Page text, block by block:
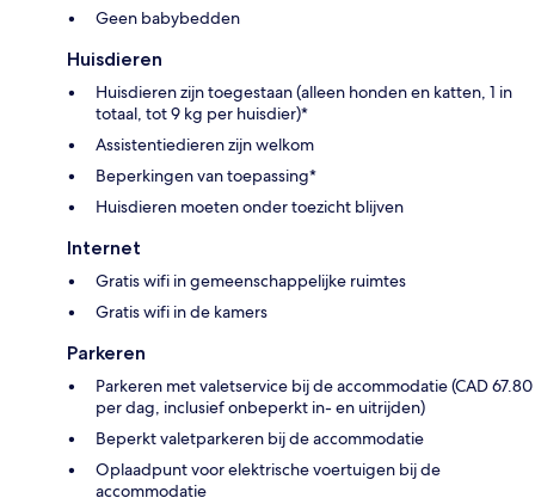
Geen babybedden
Huisdieren
Huisdieren zijn toegestaan (alleen honden en katten, 1 in
totaal, tot 9 kg per huisdier)*
Assistentiedieren zijn welkom
Beperkingen van toepassing*
Huisdieren moeten onder toezicht blijven
Internet
Gratis wifi in gemeenschappelijke ruimtes
Gratis wifi in de kamers
Parkeren
Parkeren met valetservice bij de accommodatie (CAD 67.80
per dag, inclusief onbeperkt in- en uitrijden)
Beperkt valetparkeren bij de accommodatie
Oplaadpunt voor elektrische voertuigen bij de
accommodatie